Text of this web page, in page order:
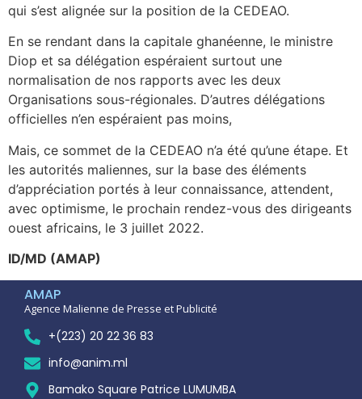
qui s’est alignée sur la position de la CEDEAO.
En se rendant dans la capitale ghanéenne, le ministre
Diop et sa délégation espéraient surtout une
normalisation de nos rapports avec les deux
Organisations sous-régionales. D’autres délégations
officielles n’en espéraient pas moins,
Mais, ce sommet de la CEDEAO n’a été qu’une étape. Et
les autorités maliennes, sur la base des éléments
d’appréciation portés à leur connaissance, attendent,
avec optimisme, le prochain rendez-vous des dirigeants
ouest africains, le 3 juillet 2022.
ID/MD (AMAP)
AMAP
Agence Malienne de Presse et Publicité
+(223) 20 22 36 83
info@anim.ml
Bamako Square Patrice LUMUMBA